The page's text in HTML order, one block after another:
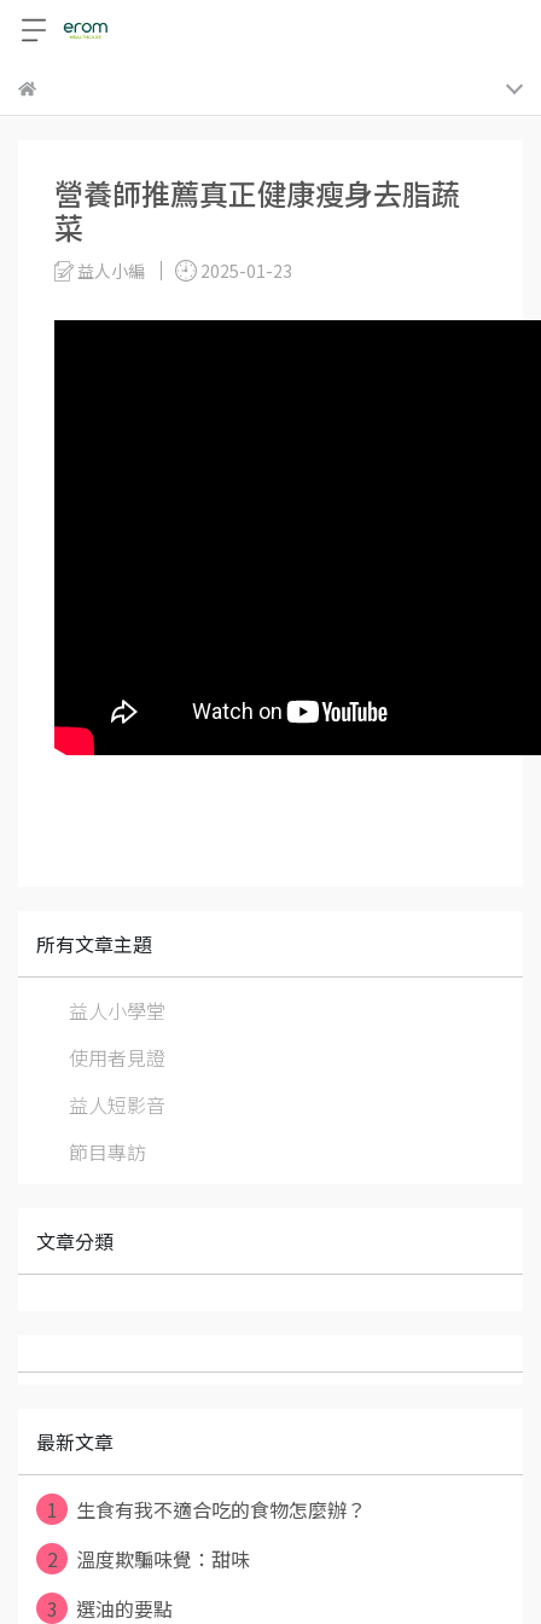
營養師推薦真正健康瘦身去脂蔬
菜
益人小編 2025-01-23
所有文章主題
益人小學堂
使用者見證
益人短影音
節目專訪
文章分類
最新文章
1
生食有我不適合吃的食物怎麼辦？
2
溫度欺騙味覺：甜味
3
選油的要點